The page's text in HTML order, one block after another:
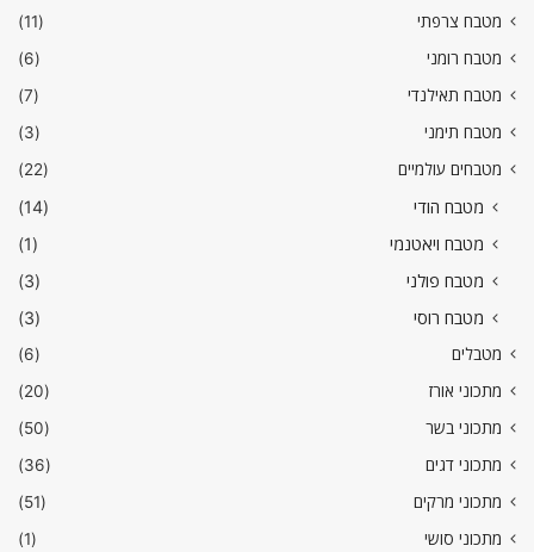
מטבח צרפתי
(11)
מטבח רומני
(6)
מטבח תאילנדי
(7)
מטבח תימני
(3)
מטבחים עולמיים
(22)
מטבח הודי
(14)
מטבח ויאטנמי
(1)
מטבח פולני
(3)
מטבח רוסי
(3)
מטבלים
(6)
מתכוני אורז
(20)
מתכוני בשר
(50)
מתכוני דגים
(36)
מתכוני מרקים
(51)
מתכוני סושי
(1)